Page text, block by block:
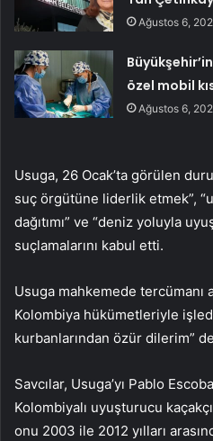
Ağustos 6,
özel mobil
Ağustos 6,
Usuga, 26 Ocak’ta görülen
suç örgütüne liderlik etmek”,
dağıtımı” ve “deniz yoluyla
suçlamalarını kabul etti.
Usuga mahkemede tercümanı
Kolombiya hükümetleriyle
kurbanlarından özür dilerim”
Savcılar, Usuga’yı Pablo
Kolombiyalı uyuşturucu
onu 2003 ile 2012 yılları